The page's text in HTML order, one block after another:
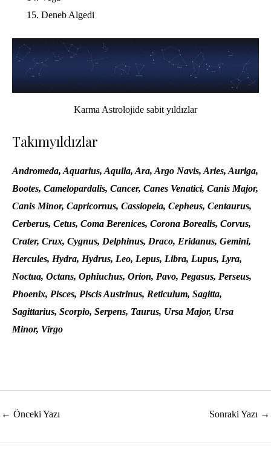
Deneb Algedi
Karma Astrolojide sabit yıldızlar
Takımyıldızlar
Andromeda, Aquarius, Aquila, Ara, Argo Navis, Aries, Auriga,
Bootes, Camelopardalis, Cancer, Canes Venatici, Canis Major,
Canis Minor, Capricornus, Cassiopeia, Cepheus, Centaurus,
Cerberus, Cetus, Coma Berenices, Corona Borealis, Corvus,
Crater, Crux, Cygnus, Delphinus, Draco, Eridanus, Gemini,
Hercules, Hydra, Hydrus, Leo, Lepus, Libra, Lupus, Lyra,
Noctua, Octans, Ophiuchus, Orion, Pavo, Pegasus, Perseus,
Phoenix, Pisces, Piscis Austrinus, Reticulum, Sagitta,
Sagittarius, Scorpio, Serpens, Taurus, Ursa Major, Ursa
Minor, Virgo
Yazı
← Önceki Yazı Sonraki Yazı →